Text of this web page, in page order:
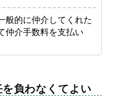
般的に仲介してくれた
仲介手数料を支払い
負わなくてよい